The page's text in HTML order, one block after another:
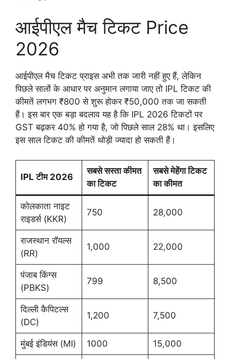
आईपीएल मैच टिकट Price
2026
आईपीएल मैच टिकट प्राइस अभी तक जारी नहीं हुए हैं, लेकिन
पिछले सालों के आधार पर अनुमान लगाया जाए तो IPL टिकट की
कीमतें लगभग ₹800 से शुरू होकर ₹50,000 तक जा सकती
हैं। इस बार एक बड़ा बदलाव यह है कि IPL 2026 टिकटों पर
GST बढ़कर 40% हो गया है, जो पिछले साल 28% था। इसलिए
इस साल टिकट की कीमतें थोड़ी ज्यादा हो सकती हैं।
IPL टीम 2026
सबसे सस्ता कीमत
का टिकट
सबसे मेहेंगा टिकट
का कीमत
कोलकाता नाइट
राइडर्स (KKR)
750 28,000
राजस्थान रॉयल्स
(RR)
1,000 22,000
पंजाब किंग्स
(PBKS)
799 8,500
दिल्ली कैपिटल्स
(DC)
1,200 7,500
मुंबई इंडियंस (MI) 1000 15,000